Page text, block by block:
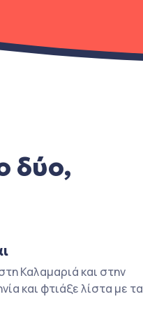
δύο,
Καλαμαριά και στην
και φτιάξε λίστα με τα